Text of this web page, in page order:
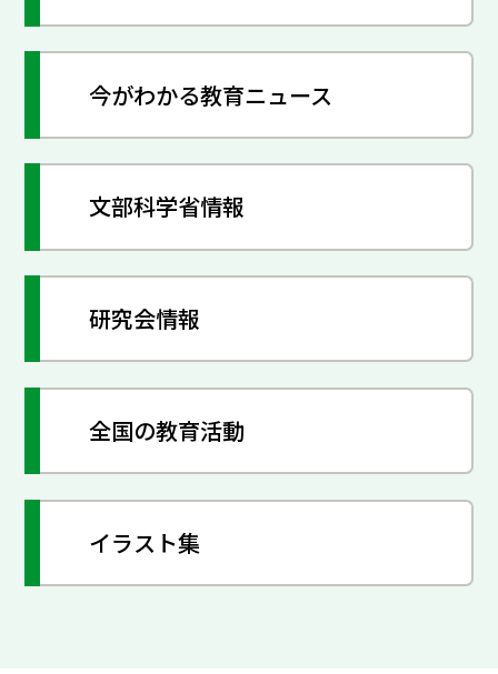
今がわかる教育ニュース
文部科学省情報
研究会情報
全国の教育活動
イラスト集